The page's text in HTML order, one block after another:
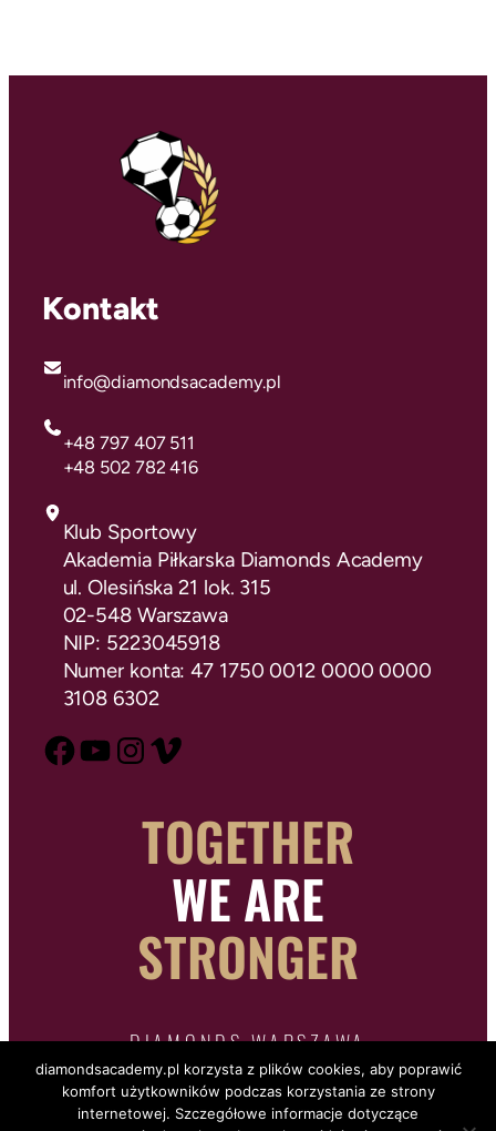
Kontakt
info@diamondsacademy.pl
+48 797 407 511
+48 502 782 416
Klub Sportowy
Akademia Piłkarska Diamonds Academy
ul. Olesińska 21 lok. 315
02-548 Warszawa
NIP: 5223045918
Numer konta: 47 1750 0012 0000 0000
3108 6302
TOGETHER
WE ARE
STRONGER
DIAMONDS WARSZAWA
diamondsacademy.pl korzysta z plików cookies, aby poprawić
komfort użytkowników podczas korzystania ze strony
internetowej. Szczegółowe informacje dotyczące